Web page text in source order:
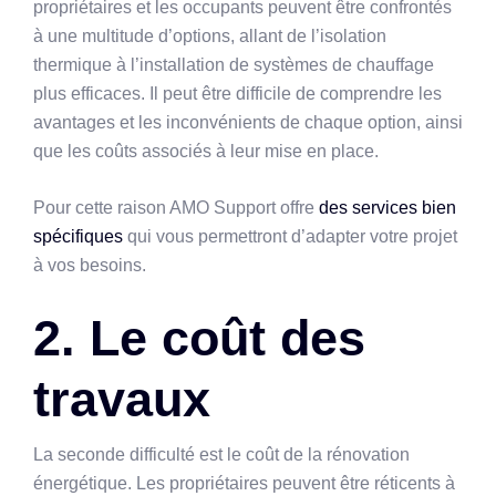
propriétaires et les occupants peuvent être confrontés
à une multitude d’options, allant de l’isolation
thermique à l’installation de systèmes de chauffage
plus efficaces. Il peut être difficile de comprendre les
avantages et les inconvénients de chaque option, ainsi
que les coûts associés à leur mise en place.
Pour cette raison AMO Support offre des services bien
spécifiques qui vous permettront d’adapter votre projet
à vos besoins.
2. Le coût des
travaux
La seconde difficulté est le coût de la rénovation
énergétique. Les propriétaires peuvent être réticents à